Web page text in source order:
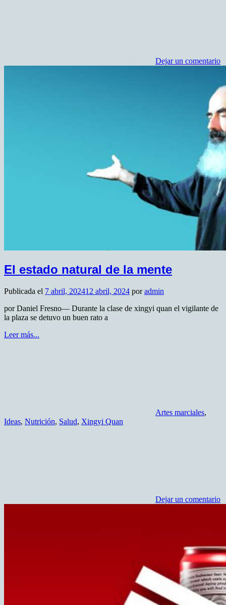
Dejar un comentario
El estado natural de la mente
Publicada el 7 abril, 202412 abril, 2024 poradmin
por Daniel Fresno— Durante la clase de xingyi quan el vigilante de
la plaza se detuvo un buen rato a
Leer más...
Artes marciales,
Ideas, Nutrición, Salud, Xingyi Quan
Dejar un comentario